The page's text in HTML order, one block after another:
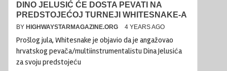
DINO JELUSIĆ ĆE DOSTA PEVATI NA
PREDSTOJEĆOJ TURNEJI WHITESNAKE-A
BY HIGHWAYSTARMAGAZINE.ORG 4 YEARS AGO
Prošlog jula, Whitesnake je objavio da je angažovao
hrvatskog pevača/multiinstrumentalistu Dina Jelusića
za svoju predstojeću